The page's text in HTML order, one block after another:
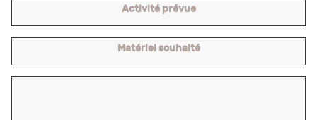
Activité prévue
Matériel souhaité